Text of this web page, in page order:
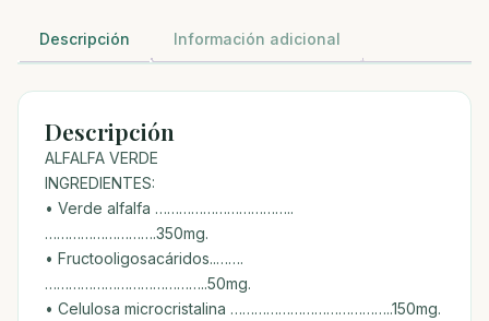
Descripción Información adicional
Descripción
ALFALFA VERDE
INGREDIENTES:
• Verde alfalfa ……………………………..
……………………….350mg.
• Fructooligosacáridos..…….
…………………………………..50mg.
• Celulosa microcristalina …………………………………..150mg.